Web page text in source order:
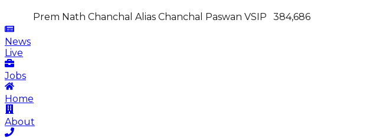
Prem Nath Chanchal Alias Chanchal Paswan VSIP 384,686
News
Live
Jobs
Home
About